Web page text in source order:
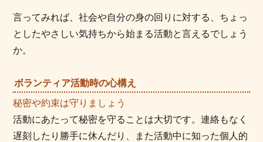
言ってみれば、社会や自分の身の回りに対する、ちょっ
としたやさしい気持ちから始まる活動と言えるでしょう
か。
ボランティア活動時の心構え
秘密や約束は守りましょう
活動にあたって秘密を守ることは大切です。連絡もなく
遅刻したり勝手に休んだり、また活動中に知った個人的